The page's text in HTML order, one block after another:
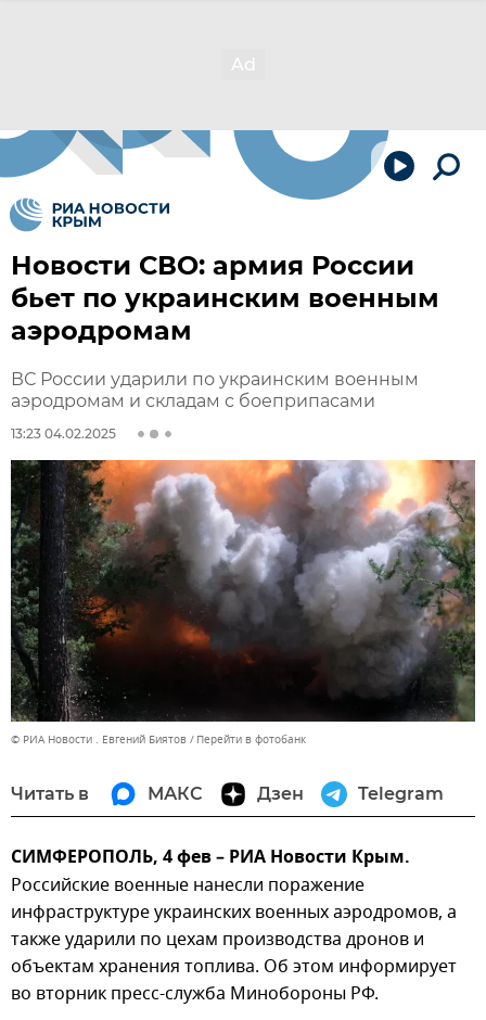
Новости СВО: армия России
бьет по украинским военным
аэродромам
ВС России ударили по украинским военным
аэродромам и складам с боеприпасами
13:23 04.02.2025
© РИА Новости . Евгений Биятов Перейти в фотобанк
Читать в МАКС Дзен Telegram
СИМФЕРОПОЛЬ, 4 фев – РИА Новости Крым.
Российские военные нанесли поражение
инфраструктуре украинских военных аэродромов, а
также ударили по цехам производства дронов и
объектам хранения топлива. Об этом информирует
во вторник пресс-служба Минобороны РФ.